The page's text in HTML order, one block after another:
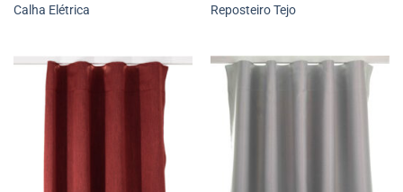
Calha Elétrica Reposteiro Tejo